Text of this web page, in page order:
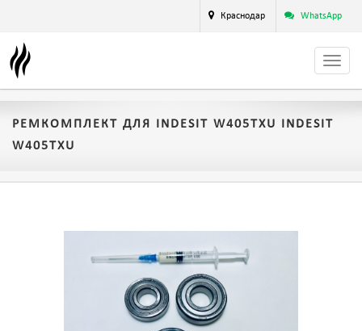
Краснодар WhatsApp
РЕМКОМПЛЕКТ ДЛЯ INDESIT W405TXU INDESIT
W405TXU